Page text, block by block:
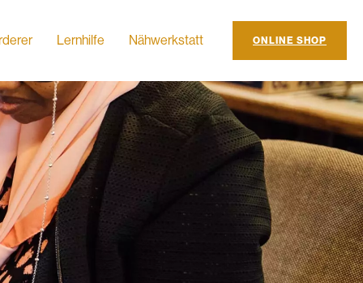
Lernhilfe Nähwerkstatt ONLINE SHOP